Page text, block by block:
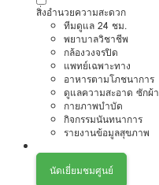
สิ่งอำนวยความสะดวก
ทีมดูแล 24 ชม.
พยาบาลวิชาชีพ
กล้องวงจรปิด
แพทย์เฉพาะทาง
อาหารตามโภชนาการ
ดูแลความสะอาด ซักผ้า
กายภาพบำบัด
กิจกรรมนันทนาการ
รายงานข้อมูลสุขภาพ
นัดเยี่ยมชมศูนย์